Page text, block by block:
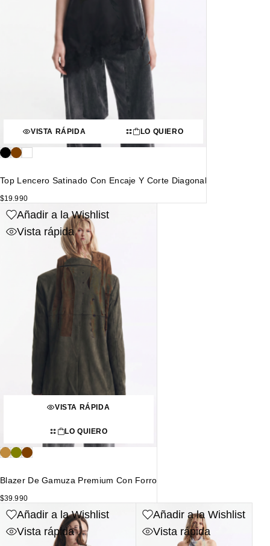
VISTA RÁPIDA LO QUIERO
Top Lencero Satinado Con Encaje Y Corte Diagonal
$19.990
Añadir a la Wishlist
Vista rápida
VISTA RÁPIDA
LO QUIERO
Blazer De Gamuza Premium Con Forro
$39.990
Añadir a la Wishlist
Vista rápida
Añadir a la Wishlist
Vista rápida